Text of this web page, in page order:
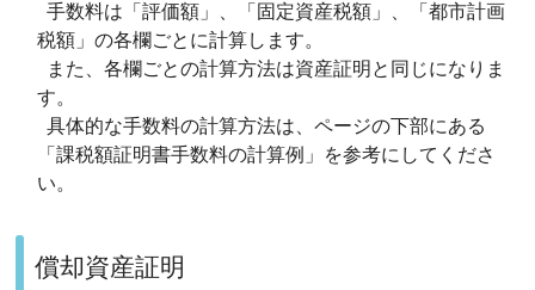
手数料は「評価額」、「固定資産税額」、「都市計画
税額」の各欄ごとに計算します。
また、各欄ごとの計算方法は資産証明と同じになりま
す。
具体的な手数料の計算方法は、ページの下部にある
「課税額証明書手数料の計算例」を参考にしてくださ
い。
償却資産証明